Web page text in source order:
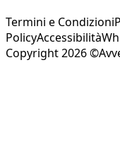
Termini e Condizioni
PolicyAccessibilità
Copyright 2026